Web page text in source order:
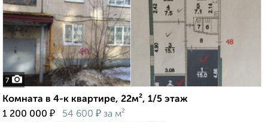
7
Комната в 4-к квартире, 22м², 1/5 этаж
1 200 000 ₽ 54 600 ₽ за м²